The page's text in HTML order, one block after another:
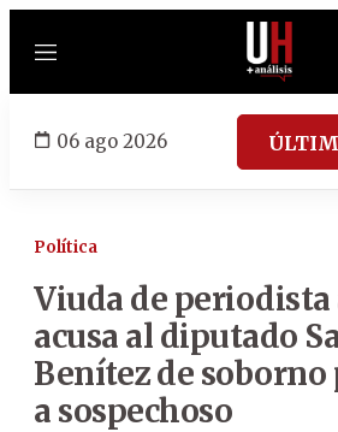
Menú
06 ago 2026
Política
Viuda de periodista
acusa al diputado
Benítez de soborno
a sospechoso